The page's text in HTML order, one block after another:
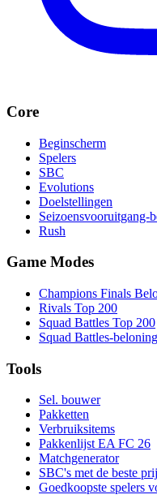
Core
Beginscherm
Spelers
SBC
Evolutions
Doelstellingen
Seizoensvooruitgang-
Rush
Game Modes
Champions Finals
Rivals Top 200
Squad Battles Top 200
Squad Battles-
Tools
Sel. bouwer
Pakketten
Verbruiksitems
Pakkenlijst EA FC 26
Matchgenerator
SBC's met de beste
Goedkoopste spelers